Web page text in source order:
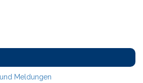
Meldungen